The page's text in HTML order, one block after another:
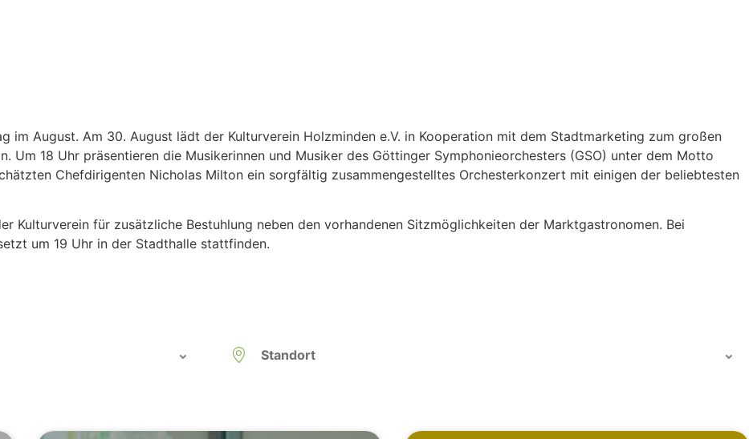
im August. Am 30. August lädt der Kulturverein Holzminden e.V. in Kooperation mit dem Stadtmarketing zum großen
Um 18 Uhr präsentieren die Musikerinnen und Musiker des Göttinger Symphonieorchesters (GSO) unter dem Motto
Chefdirigenten Nicholas Milton ein sorgfältig zusammengestelltes Orchesterkonzert mit einigen der beliebtesten
Kulturverein für zusätzliche Bestuhlung neben den vorhandenen Sitzmöglichkeiten der Marktgastronomen. Bei
um 19 Uhr in der Stadthalle stattfinden.